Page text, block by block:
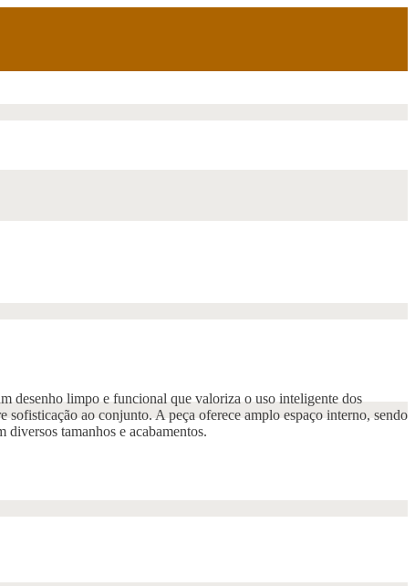
desenho limpo e funcional que valoriza o uso inteligente dos
ao conjunto. A peça oferece amplo espaço interno, sendo
tamanhos e acabamentos.